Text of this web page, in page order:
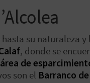
su naturaleza
, donde se
área de
son el Barranco